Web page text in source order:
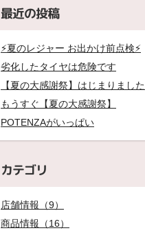
最近の投稿
⚡夏のレジャー お出かけ前点検⚡
劣化したタイヤは危険です
【夏の大感謝祭】はじまりました
もうすぐ【夏の大感謝祭】
POTENZAがいっぱい
カテゴリ
店舗情報（9）
商品情報（16）